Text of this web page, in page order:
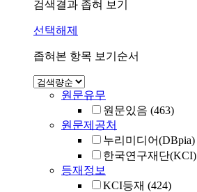
검색결과 좁혀 보기
선택해제
좁혀본 항목 보기순서
원문유무
원문있음 (463)
원문제공처
누리미디어(DBpia)
한국연구재단(KCI)
등재정보
KCI등재 (424)